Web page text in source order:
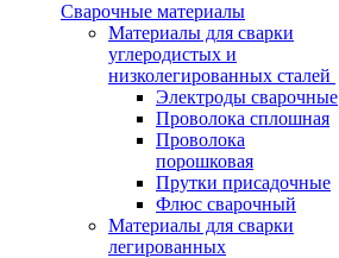
Сварочные материалы
Материалы для сварки
углеродистых и
низколегированных сталей
Электроды сварочные
Проволока сплошная
Проволока
порошковая
Прутки присадочные
Флюс сварочный
Материалы для сварки
легированных